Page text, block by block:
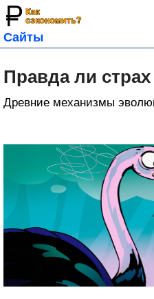
Сайты
Правда ли страх
Древние механизмы